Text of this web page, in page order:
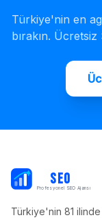
Türkiye'nin en
bırakın.
SEO
Profesyonel SEO Ajansı
Türkiye'nin 81